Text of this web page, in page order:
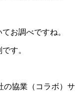
お調べですね。
す。
の協業（コラボ）サ